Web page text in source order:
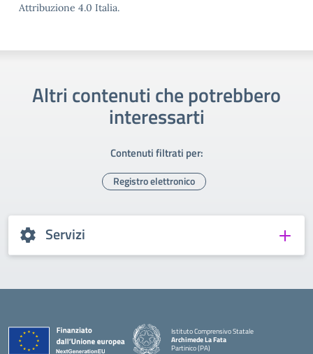
Attribuzione 4.0 Italia.
Altri contenuti che potrebbero
interessarti
Contenuti filtrati per:
Registro elettronico
Servizi
Istituto Comprensivo Statale
Archimede La Fata
Partinico (PA)